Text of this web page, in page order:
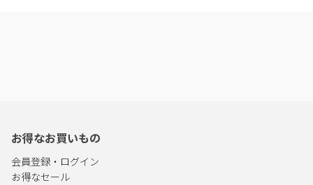
お得なお買いもの
会員登録・ログイン
お得なセール